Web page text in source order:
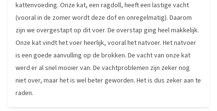
kattenvoeding. Onze kat, een ragdoll, heeft een lastige vacht
(vooral in de zomer wordt deze dof en onregelmatig). Daarom
zijn we overgestapt op dit voer. De overstap ging heel makkelijk.
Onze kat vindt het voer heerlijk, vooral het natvoer. Het natvoer
is een goede aanvulling op de brokken. De vacht van onze kat
werd er al snel mooier van. De vachtproblemen zijn zeker nog
niet over, maar het is wel beter geworden. Het is dus zeker aan te
raden.